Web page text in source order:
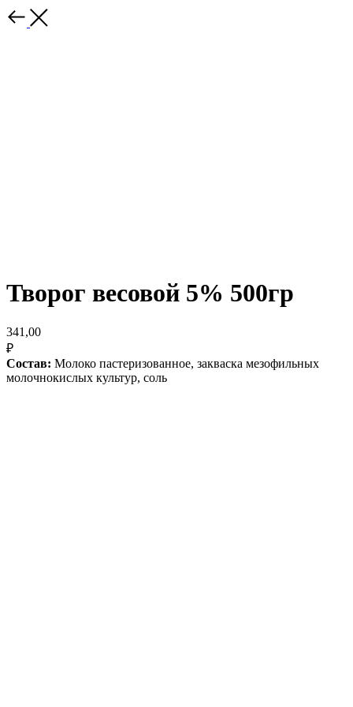
Творог весовой 5% 500гр
341,00
₽
Состав: Молоко пастеризованное, закваска мезофильных
молочнокислых культур, соль